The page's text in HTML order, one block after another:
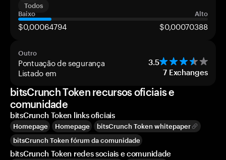
Todos
Baixo
Alto
$0,00064794 $0,00070388
Outro
Pontuação de segurança 3.5
Listado em 7 Exchanges
bitsCrunch Token recursos oficiais e
comunidade
bitsCrunch Token links oficiais
Homepage Homepage
bitsCrunch Token whitepaper
bitsCrunch Token fórum da comunidade
bitsCrunch Token redes sociais e comunidade